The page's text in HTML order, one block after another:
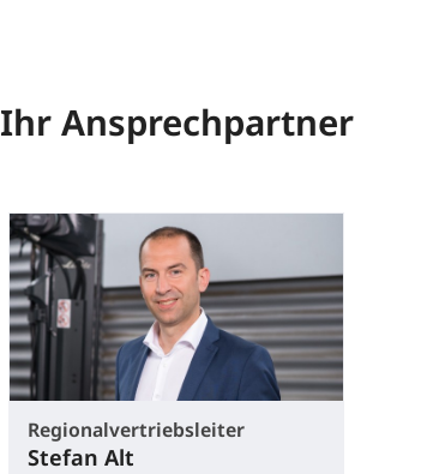
Ihr Ansprechpartner
Regionalvertriebsleiter
Stefan Alt